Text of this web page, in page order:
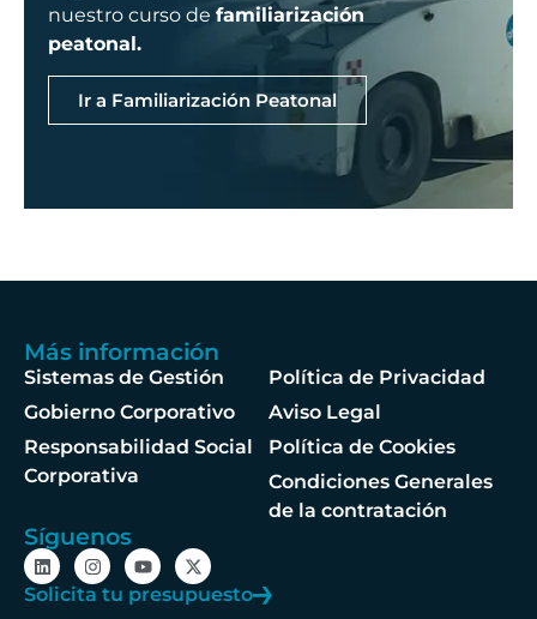
nuestro curso de familiarización
peatonal.
Ir a Familiarización Peatonal
Más información
Sistemas de Gestión
Gobierno Corporativo
Responsabilidad Social
Corporativa
Política de Privacidad
Aviso Legal
Política de Cookies
Condiciones Generales
de la contratación
Síguenos
Solicita tu presupuesto